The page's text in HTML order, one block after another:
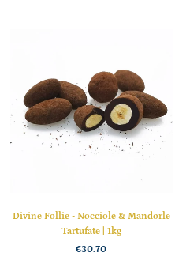
Divine Follie - Nocciole & Mandorle
Tartufate | 1kg
€30.70